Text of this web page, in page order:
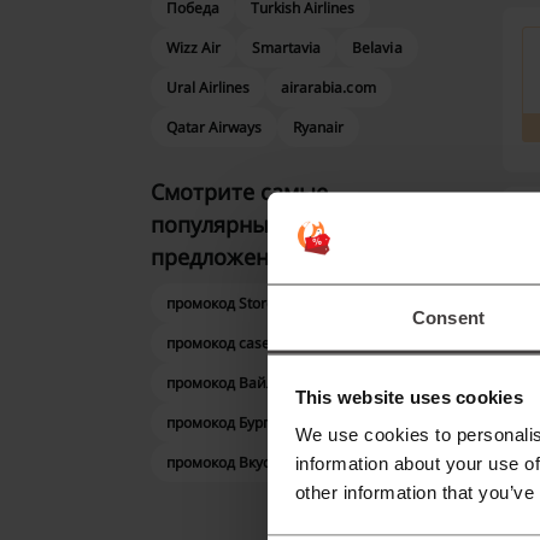
Consent
This website uses cookies
We use cookies to
information about your use
other information that
Победа
Turkish Airlines
Wizz Air
Smartavia
Belavia
Ural Airlines
airarabia.com
Qatar Airways
Ryanair
Смотрите самые
популярные купоны и
предложения
промокод Store77
промокод cases4real
промокод Вайлдберриз
промокод Бургер Кинг
промокод Вкусно - и точка